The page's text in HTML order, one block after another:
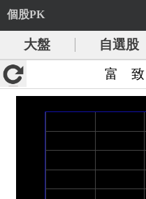
個股PK
大盤 自選股
富 致